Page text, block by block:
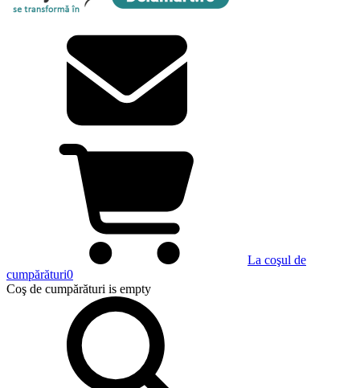
La coşul de
cumpărături0
Coş de cumpărături is empty